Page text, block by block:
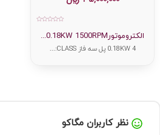
الکتروموتور0.18KW 1500RPM...
0.18KW 4 پل سه فاز CLASS:...
نظر کاربران مگاکو